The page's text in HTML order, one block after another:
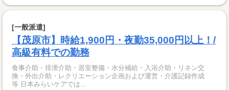
[一般派遣]
【茂原市】時給1,900円・夜勤35,000円以上！/
高級有料での勤務
食事介助・排泄介助・居室整備・水分補給・入浴介助・リネン交
換・外出介助・レクリエーション企画および運営・介護記録作成
等 日本みらいケアでは...